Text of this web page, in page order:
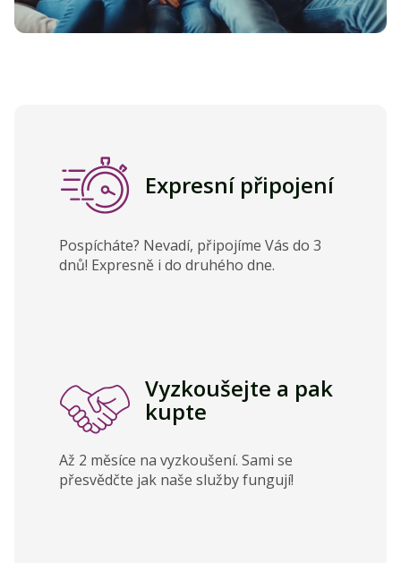
Expresní připojení
Pospícháte? Nevadí, připojíme Vás do 3
dnů! Expresně i do druhého dne.
Vyzkoušejte a pak
kupte
Až 2 měsíce na vyzkoušení. Sami se
přesvědčte jak naše služby fungují!